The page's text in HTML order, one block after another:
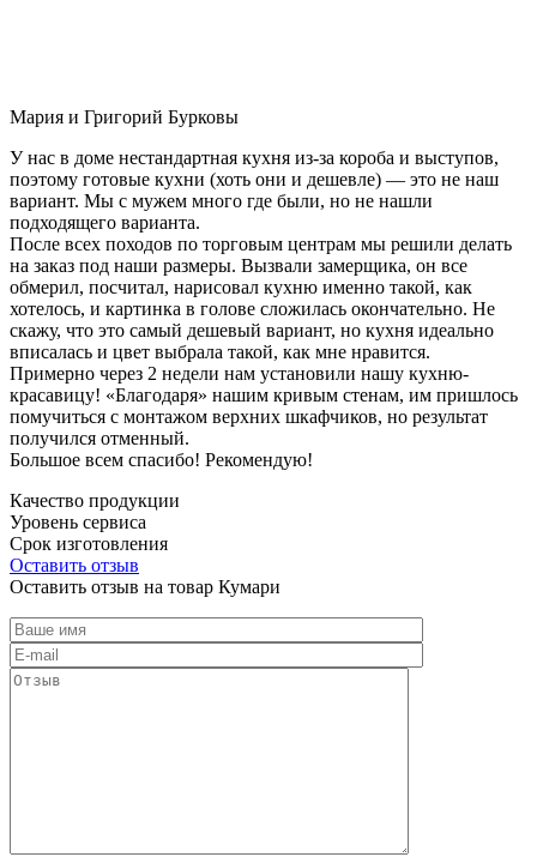
Мария и Григорий Бурковы
У нас в доме нестандартная кухня из-за короба и выступов,
поэтому готовые кухни (хоть они и дешевле) — это не наш
вариант. Мы с мужем много где были, но не нашли
подходящего варианта.
После всех походов по торговым центрам мы решили делать
на заказ под наши размеры. Вызвали замерщика, он все
обмерил, посчитал, нарисовал кухню именно такой, как
хотелось, и картинка в голове сложилась окончательно. Не
скажу, что это самый дешевый вариант, но кухня идеально
вписалась и цвет выбрала такой, как мне нравится.
Примерно через 2 недели нам установили нашу кухню-
красавицу! «Благодаря» нашим кривым стенам, им пришлось
помучиться с монтажом верхних шкафчиков, но результат
получился отменный.
Большое всем спасибо! Рекомендую!
Качество продукции
Уровень сервиса
Срок изготовления
Оставить отзыв
Оставить отзыв на товар Кумари